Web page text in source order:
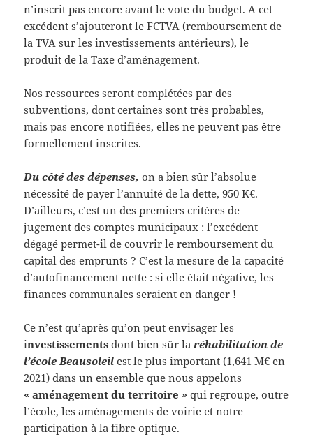
n’inscrit pas encore avant le vote du budget. A cet
excédent s’ajouteront le FCTVA (remboursement de
la TVA sur les investissements antérieurs), le
produit de la Taxe d’aménagement.
Nos ressources seront complétées par des
subventions, dont certaines sont très probables,
mais pas encore notifiées, elles ne peuvent pas être
formellement inscrites.
Du côté des dépenses, on a bien sûr l’absolue
nécessité de payer l’annuité de la dette, 950 K€.
D’ailleurs, c’est un des premiers critères de
jugement des comptes municipaux : l’excédent
dégagé permet-il de couvrir le remboursement du
capital des emprunts ? C’est la mesure de la capacité
d’autofinancement nette : si elle était négative, les
finances communales seraient en danger !
Ce n’est qu’après qu’on peut envisager les
investissements dont bien sûr laréhabilitation de
l’école Beausoleil est le plus important (1,641 M€ en
2021) dans un ensemble que nous appelons
« aménagement du territoire » qui regroupe, outre
l’école, les aménagements de voirie et notre
participation à la fibre optique.